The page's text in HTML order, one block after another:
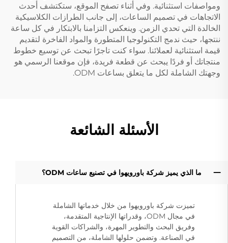
ومواصفات استثنائية. وفي أثناء تصفح الموقع، ستكتشف أحدث
الاتجاهات في تصميم الساعات، إلى جانب الطرازات الكلاسيكية
الخالدة التي تحدي الزمن. وينعكس التزامنا بالابتكار في كل ساعة
ننتجها، حيث ندمج التكنولوجيا المتطورة والمواد الفاخرة لتقديم
قيمة استثنائية لعملائنا. سواء كنت تاجرًا تبحث عن توسيع خطوط
منتجاتك أو فردًا يبحث عن قطعة فريدة، فإن موقعنا الرسمي هو
وجهتك الشاملة لكل ما يتعلق بساعات ODM.
الأسئلة الشائعة
ما الذي يميز شركة باورويهوا في تصنيع ساعات ODM؟
تميزت شركة باورويهوا من خلال خدماتها الشاملة
في مجال ODM، وقدراتها الإنتاجية المتقدمة،
وفريق البحث والتطوير المهرة، والشراكات القوية
في الصناعة. وتضمن حلولها الشاملة، من التصميم